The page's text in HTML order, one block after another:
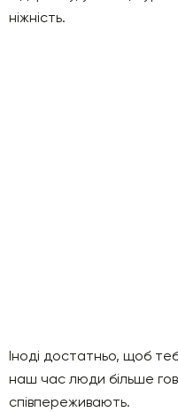
ніжність.
Іноді достатньо, щоб
наш час люди більше
співпереживають.